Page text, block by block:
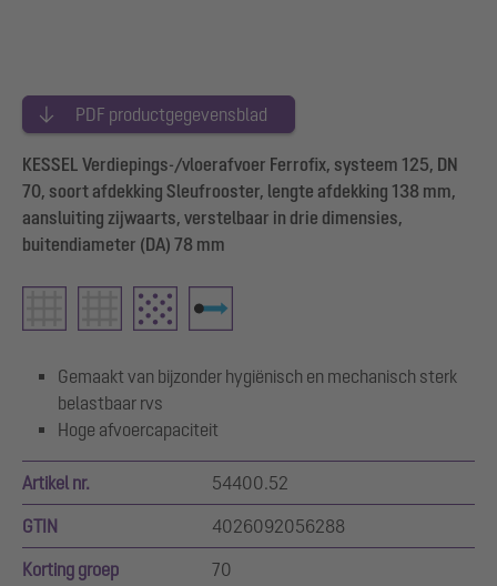
PDF productgegevensblad
KESSEL Verdiepings-/vloerafvoer Ferrofix, systeem 125, DN
70, soort afdekking Sleufrooster, lengte afdekking 138 mm,
aansluiting zijwaarts, verstelbaar in drie dimensies,
buitendiameter (DA) 78 mm
Gemaakt van bijzonder hygiënisch en mechanisch sterk
belastbaar rvs
Hoge afvoercapaciteit
Artikel nr. 54400.52
GTIN 4026092056288
Korting groep 70